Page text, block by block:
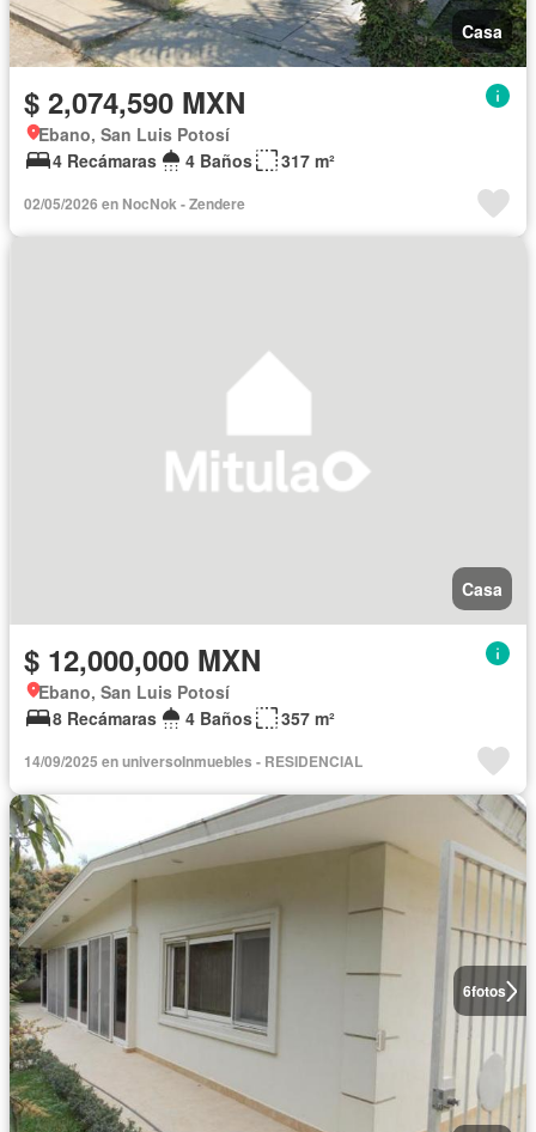
Casa
$ 2,074,590 MXN
Ebano, San Luis Potosí
4 Recámaras
4 Baños 317 m²
02/05/2026 en NocNok - Zendere
Casa
$ 12,000,000 MXN
Ebano, San Luis Potosí
8 Recámaras
4 Baños 357 m²
14/09/2025 en universoInmuebles - RESIDENCIAL
6fotos